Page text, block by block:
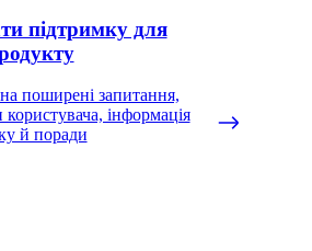
підтримку для
на поширені запитання,
користувача, інформація
й поради